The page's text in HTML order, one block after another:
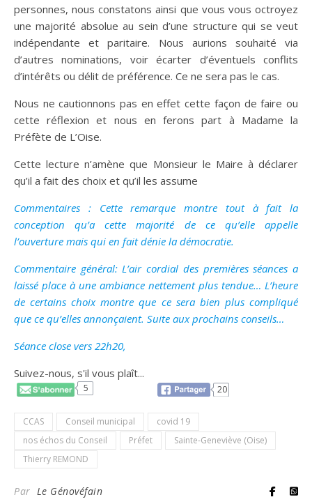
personnes, nous constatons ainsi que vous vous octroyez
une majorité absolue au sein d’une structure qui se veut
indépendante et paritaire. Nous aurions souhaité via
d’autres nominations, voir écarter d’éventuels conflits
d’intérêts ou délit de préférence. Ce ne sera pas le cas.
Nous ne cautionnons pas en effet cette façon de faire ou
cette réflexion et nous en ferons part à Madame la
Préfète de L’Oise.
Cette lecture n’amène que Monsieur le Maire à déclarer
qu’il a fait des choix et qu’il les assume
Commentaires : Cette remarque montre tout à fait la
conception qu’a cette majorité de ce qu’elle appelle
l’ouverture mais qui en fait dénie la démocratie.
Commentaire général: L’air cordial des premières séances a
laissé place à une ambiance nettement plus tendue… L’heure
de certains choix montre que ce sera bien plus compliqué
que ce qu’elles annonçaient. Suite aux prochains conseils…
Séance close vers 22h20,
Suivez-nous, s'il vous plaît...
5 20
CCAS Conseil municipal
covid 19
nos échos du Conseil
Préfet
Sainte-Geneviève (Oise)
Thierry REMOND
Par Le Génovéfain